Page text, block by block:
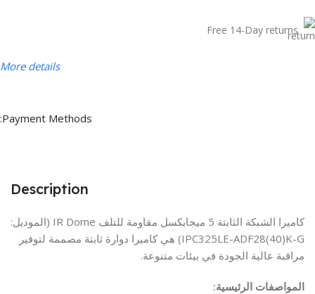
Free 14-Day returns
More details
Payment Methods:
Description
كاميرا الشبكة الثابتة 5 ميجابكسل مقاومة للتلف IR Dome (الموديل:
IPC325LE-ADF28(40)K-G) هي كاميرا دوارة ثابتة مصممة لتوفير
مراقبة عالية الجودة في بيئات متنوعة.
المواصفات الرئيسية: